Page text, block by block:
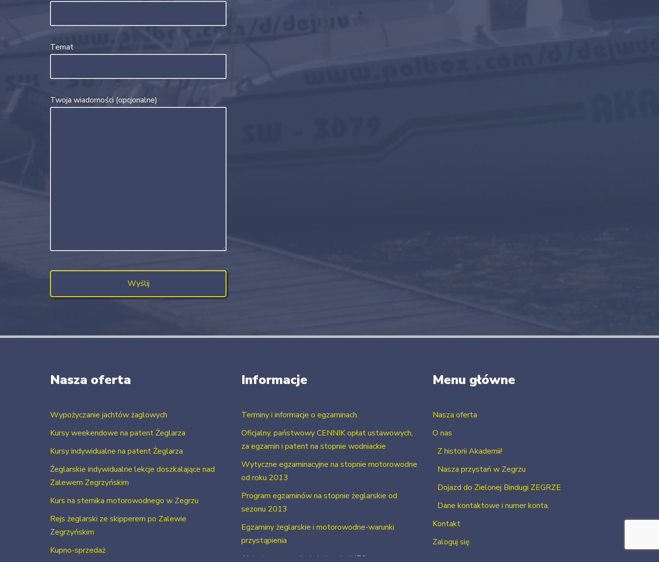
Temat
Twoja wiadomości (opcjonalne)
Nasza oferta
Wypożyczanie jachtów żaglowych
Kursy weekendowe na patent Żeglarza
Kursy indywidualne na patent Żeglarza
Żeglarskie indywidualne lekcje doszkalające nad
Zalewem Zegrzyńskim
Kurs na sternika motorowodnego w Zegrzu
Rejs żeglarski ze skipperem po Zalewie
Zegrzyńskim
Kupno-sprzedaż
Informacje
Terminy i informacje o egzaminach.
Oficjalny, państwowy CENNIK opłat ustawowych,
za egzamin i patent na stopnie wodniackie
Wytyczne egzaminacyjne na stopnie motorowodne
od roku 2013
Program egzaminów na stopnie żeglarskie od
sezonu 2013
Egzaminy żeglarskie i motorowodne-warunki
przystąpienia
Aktualne uprawnienia i stopnie INFO
Menu główne
Nasza oferta
O nas
Z historii Akademii!
Nasza przystań w Zegrzu
Dojazd do Zielonej Bindugi ZEGRZE
Dane kontaktowe i numer konta.
Kontakt
Zaloguj się